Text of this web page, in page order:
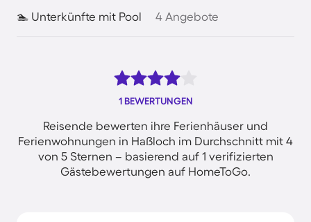
🏊 Unterkünfte mit Pool 4 Angebote
1 BEWERTUNGEN
Reisende bewerten ihre Ferienhäuser und
Ferienwohnungen in Haßloch im Durchschnitt mit 4
von 5 Sternen – basierend auf 1 verifizierten
Gästebewertungen auf HomeToGo.